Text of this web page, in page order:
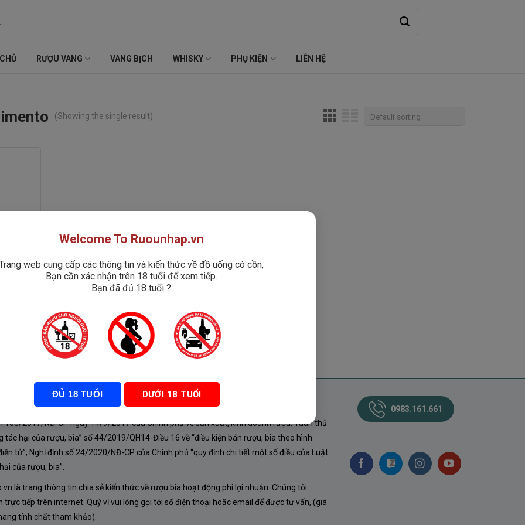
RƯỢU VANG VANG BỊCH WHISKY PHỤ KIỆN LIÊN HỆ
(Showing the single result)
SÁCH
105/2017/NĐ-CP ngày 14/9/2017 của Chính phủ về sản xuất, kinh doanh rượu. Tuân thủ
tác hại của rượu, bia” số 44/2019/QH14-Điều 16 về “điều kiện bán rượu, bia theo hình
tử”; Nghị định số 24/2020/NĐ-CP của Chính phủ “quy định chi tiết một số điều của Luật
của rượu, bia”.
là trang thông tin chia sẻ kiến thức về rượu bia hoạt động phi lợi nhuận. Chúng tôi
trực tiếp trên internet. Quý vị vui lòng gọi tới số điện thoại hoặc email để được tư vấn, (giá
tính chất tham khảo).
0983.161.661
Welcome To Ruounhap.vn
web cung cấp các thông tin và kiến thức về đồ uống có cồn,
Bạn cần xác nhận trên 18 tuổi để xem tiếp.
Bạn đã đủ 18 tuổi ?
ĐỦ 18 TUỔI DƯỚI 18 TUỔI